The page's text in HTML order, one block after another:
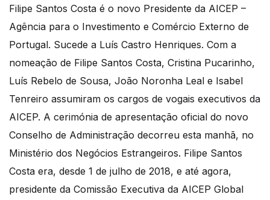
Filipe Santos Costa é o novo Presidente da AICEP –
Agência para o Investimento e Comércio Externo de
Portugal. Sucede a Luís Castro Henriques. Com a
nomeação de Filipe Santos Costa, Cristina Pucarinho,
Luís Rebelo de Sousa, João Noronha Leal e Isabel
Tenreiro assumiram os cargos de vogais executivos da
AICEP. A cerimónia de apresentação oficial do novo
Conselho de Administração decorreu esta manhã, no
Ministério dos Negócios Estrangeiros. Filipe Santos
Costa era, desde 1 de julho de 2018, e até agora,
presidente da Comissão Executiva da AICEP Global